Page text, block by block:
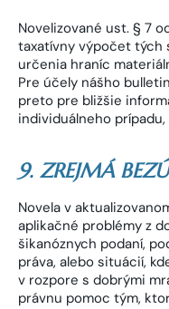
Novelizované ust. § 7
taxatívny výpočet tých
určenia hraníc
Pre účely nášho
preto pre bližšie
individuálneho
9. ZREJMÁ
Novela v
aplikačné problémy z
šikanóznych podaní,
práva, alebo situácií,
v rozpore s dobrými
právnu pomoc tým,